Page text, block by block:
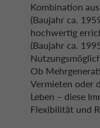
Kombination
(Baujahr ca.
hochwertig
(Baujahr ca.
Ob
Vermieten oder
Leben – diese
Flexibilität und